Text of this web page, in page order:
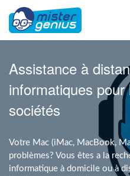
Réparations
Magasins
Assistance à
informatiques
sociétés
Votre Mac (iMac, MacBook,
problèmes? Vous êtes a la
informatique à domicile ou à